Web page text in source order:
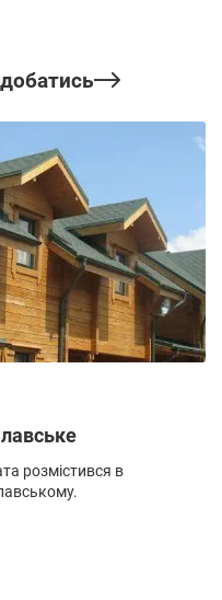
розмістився в